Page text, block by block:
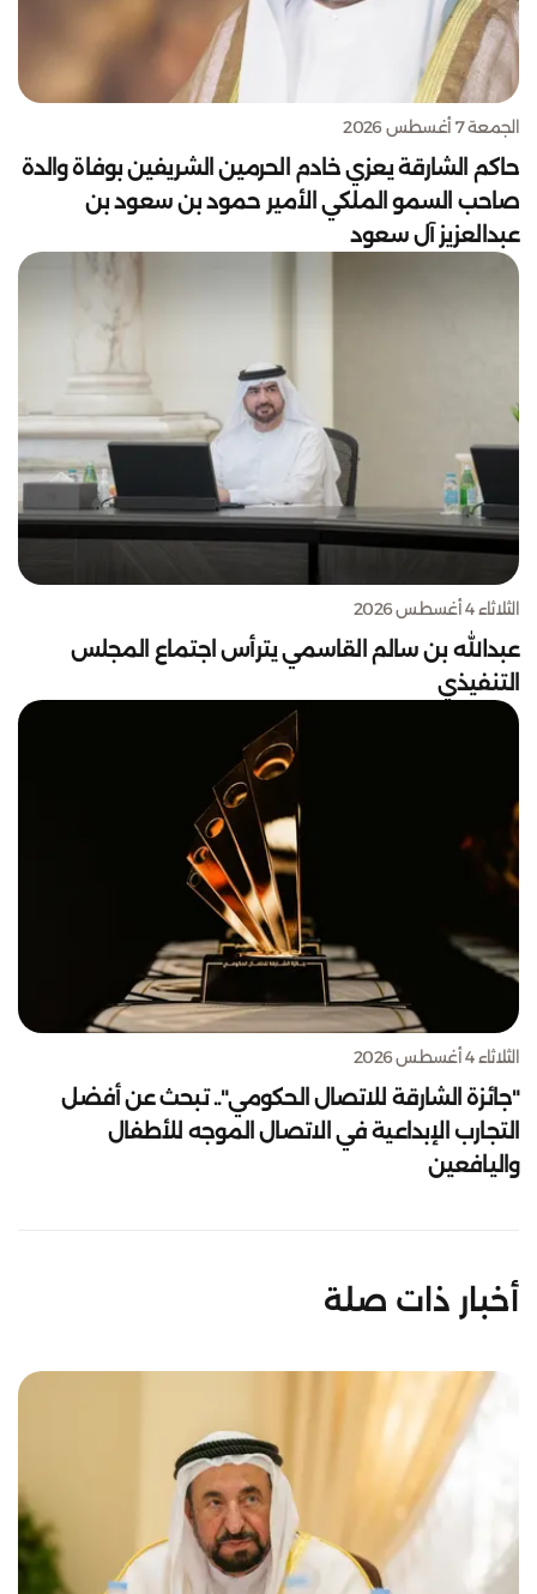
الجمعة 7 أغسطس 2026
حاكم الشارقة يعزي خادم الحرمين الشريفين بوفاة والدة
صاحب السمو الملكي الأمير حمود بن سعود بن
عبدالعزيز آل سعود
الثلاثاء 4 أغسطس 2026
عبدالله بن سالم القاسمي يترأس اجتماع المجلس
التنفيذي
الثلاثاء 4 أغسطس 2026
"جائزة الشارقة للاتصال الحكومي".. تبحث عن أفضل
التجارب الإبداعية في الاتصال الموجه للأطفال
واليافعين
أخبار ذات صلة